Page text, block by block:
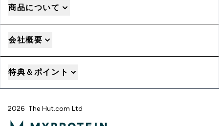
商品について
会社概要
特典＆ポイント
2026 The Hut.com Ltd